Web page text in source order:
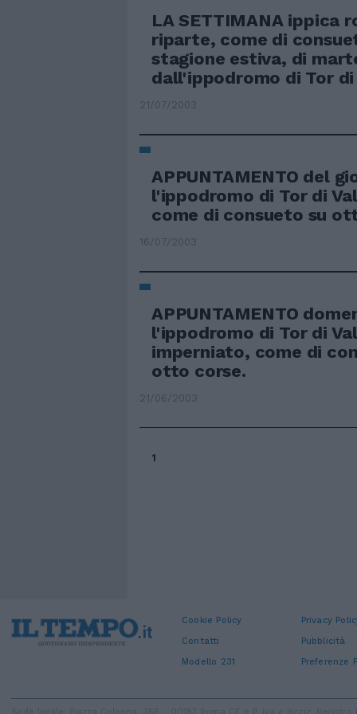
LA SETTIMANA ippica
riparte, come di
stagione estiva, di
dall'ippodromo di Tor di
21/07/2003
APPUNTAMENTO del
l'ippodromo di Tor di
come di consueto su
16/07/2003
APPUNTAMENTO
l'ippodromo di Tor di
imperniato, come di
otto corse.
21/06/2003
1
Cookie Policy Privacy
Contatti
Pubblicità
Modello 231
Preferenze